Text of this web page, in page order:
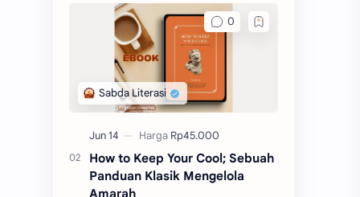
buku filosofi karangan Marcus
Tullius Cicero. Buku ini akan m
How to Keep Your Cool; Sebuah
Panduan Klasik Mengelola
Amarah